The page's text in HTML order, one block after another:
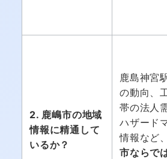
2. 鹿嶋市の地域
情報に精通して
いるか？
鹿島神宮
の動向、
帯の法人
ハザード
情報など、
市ならで